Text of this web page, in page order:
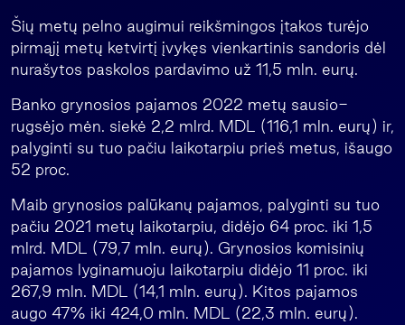
Šių metų pelno augimui reikšmingos įtakos turėjo
pirmąjį metų ketvirtį įvykęs vienkartinis sandoris dėl
nurašytos paskolos pardavimo už 11,5 mln. eurų.
Banko grynosios pajamos 2022 metų sausio-
rugsėjo mėn. siekė 2,2 mlrd. MDL (116,1 mln. eurų) ir,
palyginti su tuo pačiu laikotarpiu prieš metus, išaugo
52 proc.
Maib grynosios palūkanų pajamos, palyginti su tuo
pačiu 2021 metų laikotarpiu, didėjo 64 proc. iki 1,5
mlrd. MDL (79,7 mln. eurų). Grynosios komisinių
pajamos lyginamuoju laikotarpiu didėjo 11 proc. iki
267,9 mln. MDL (14,1 mln. eurų). Kitos pajamos
augo 47% iki 424,0 mln. MDL (22,3 mln. eurų).